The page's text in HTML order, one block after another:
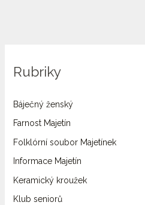
Rubriky
Báječný ženský
Farnost Majetín
Folklórní soubor Majetínek
Informace Majetín
Keramický kroužek
Klub seniorů